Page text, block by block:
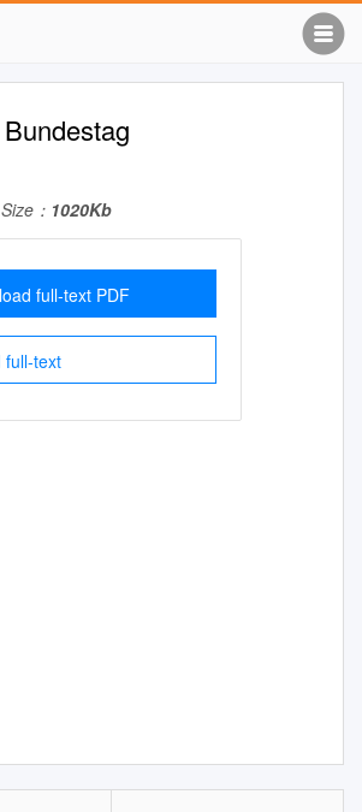
： 1020Kb
full-text PDF
full-text